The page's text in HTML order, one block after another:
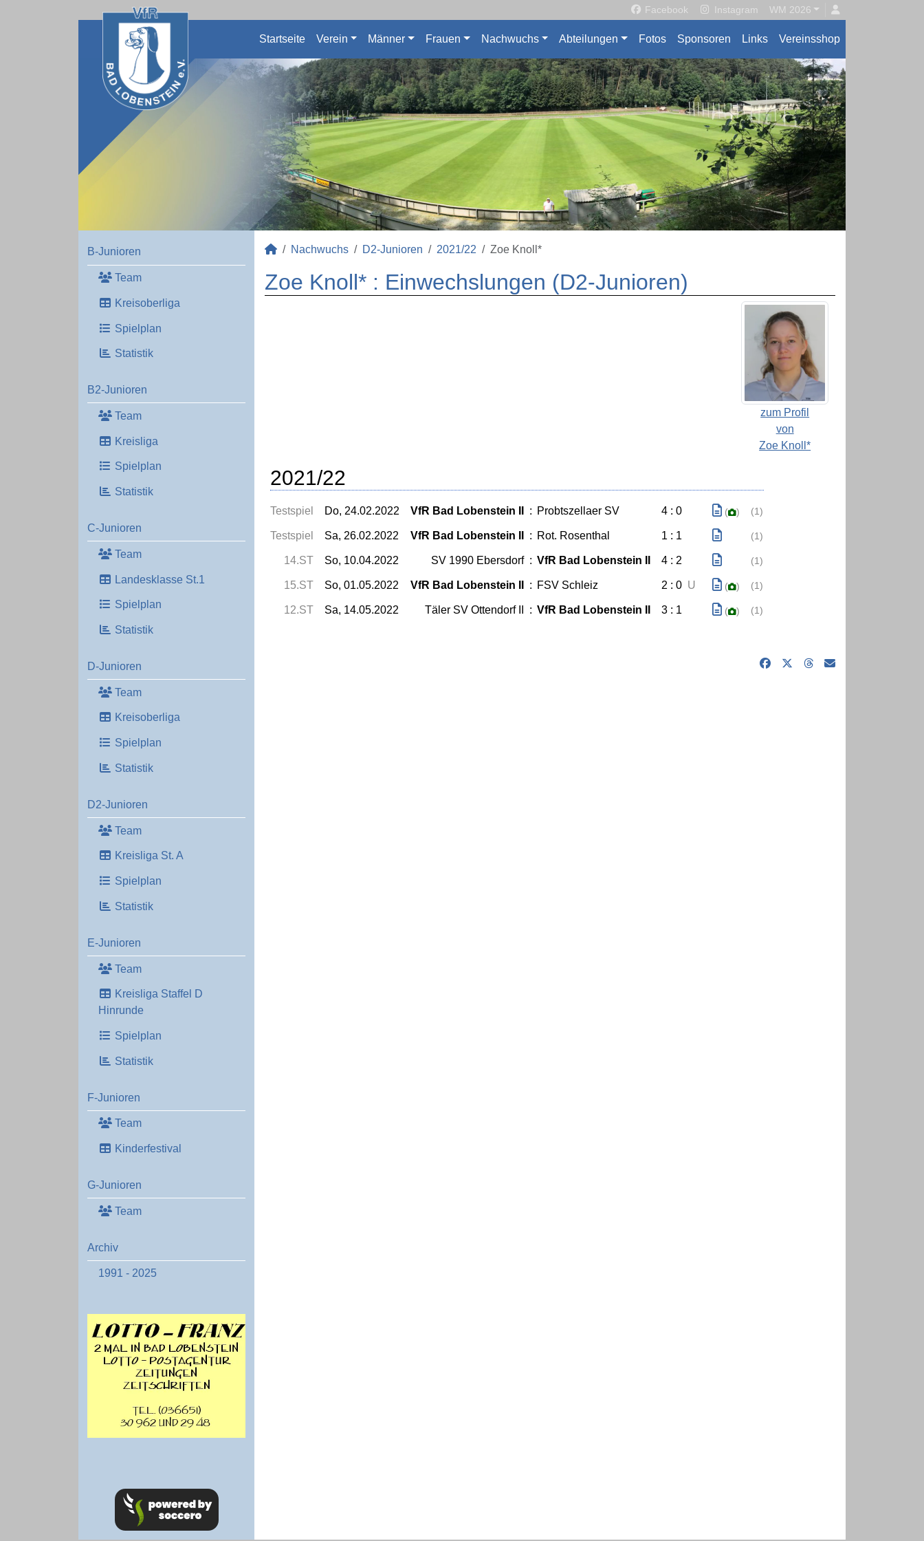
Facebook Instagram WM 2026
Startseite Verein Männer Frauen Nachwuchs Abteilungen Fotos Sponsoren Links Vereinsshop
B-Junioren
Team
Kreisoberliga
Spielplan
Statistik
B2-Junioren
Team
Kreisliga
Spielplan
Statistik
C-Junioren
Team
Landesklasse St.1
Spielplan
Statistik
D-Junioren
Team
Kreisoberliga
Spielplan
Statistik
D2-Junioren
Team
Kreisliga St. A
Spielplan
Statistik
E-Junioren
Team
Kreisliga Staffel D
Hinrunde
Spielplan
Statistik
F-Junioren
Team
Kinderfestival
G-Junioren
Team
Archiv
1991 - 2025
Nachwuchs D2-Junioren 2021/22 Zoe Knoll*
Zoe Knoll* : Einwechslungen (D2-Junioren)
zum Profil
von
Zoe Knoll*
2021/22
Testspiel Do, 24.02.2022 VfR Bad Lobenstein II : Probtszellaer SV 4 : 0 ( ) (1)
Testspiel Sa, 26.02.2022 VfR Bad Lobenstein II : Rot. Rosenthal 1 : 1 (1)
14.ST So, 10.04.2022 SV 1990 Ebersdorf : VfR Bad Lobenstein II 4 : 2 (1)
15.ST So, 01.05.2022 VfR Bad Lobenstein II : FSV Schleiz 2 : 0 U ( ) (1)
12.ST Sa, 14.05.2022 Täler SV Ottendorf II : VfR Bad Lobenstein II 3 : 1 ( ) (1)